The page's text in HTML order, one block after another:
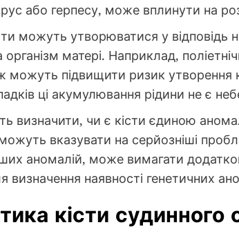
або герпесу, може вплинути на
можуть утворюватися у відповідь
матері. Наприклад,
можуть підвищити ризик утворення
ці акумулювання рідини не є
визначити, чи є кісти єдиною
можуть вказувати на серйозніші
аномалій, може вимагати
визначення наявності генетичних
кісти судинного